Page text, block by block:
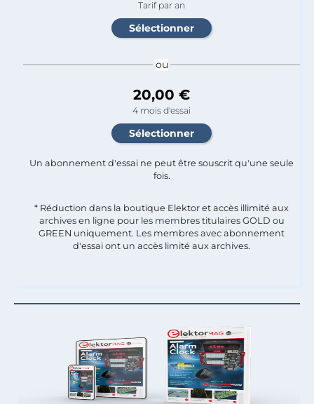
Tarif par an
ou
20,00 €
4 mois d'essai
Un abonnement d'essai ne peut être souscrit qu'une seule
fois.​
* Réduction dans la boutique Elektor et accès illimité aux
archives en ligne pour les membres titulaires GOLD ou
GREEN uniquement. Les membres avec abonnement
d'essai ont un accès limité aux archives.